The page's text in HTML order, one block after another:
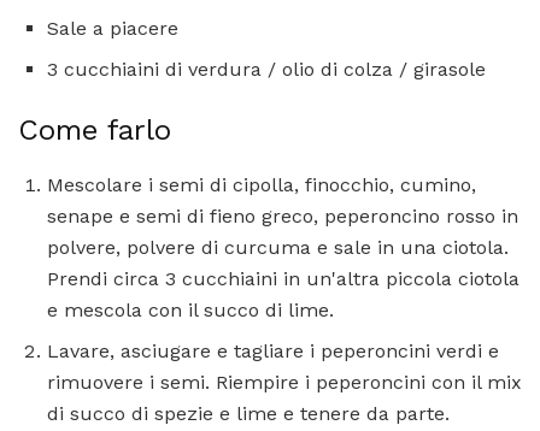
Sale a piacere
3 cucchiaini di verdura / olio di colza / girasole
Come farlo
Mescolare i semi di cipolla, finocchio, cumino,
senape e semi di fieno greco, peperoncino rosso in
polvere, polvere di curcuma e sale in una ciotola.
Prendi circa 3 cucchiaini in un'altra piccola ciotola
e mescola con il succo di lime.
Lavare, asciugare e tagliare i peperoncini verdi e
rimuovere i semi. Riempire i peperoncini con il mix
di succo di spezie e lime e tenere da parte.